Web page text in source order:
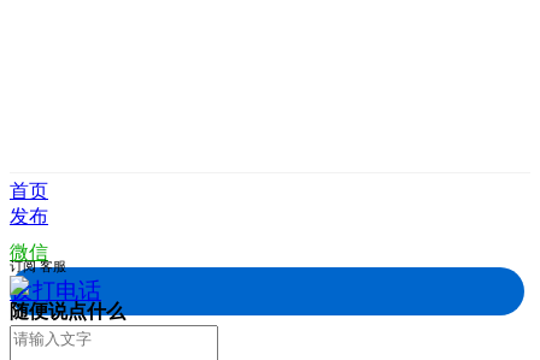
首页
发布
微信
拨打电话
订阅 客服
随便说点什么